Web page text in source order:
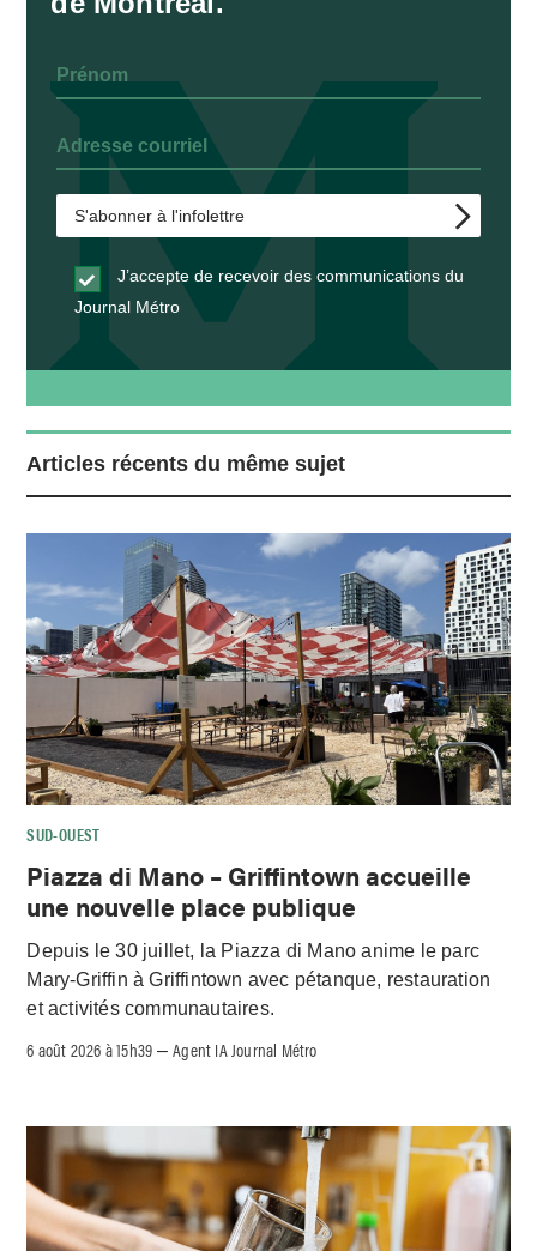
J’accepte de recevoir des communications du
Journal Métro
Articles récents du même sujet
SUD-OUEST
Piazza di Mano – Griffintown accueille
une nouvelle place publique
Depuis le 30 juillet, la Piazza di Mano anime le parc
Mary-Griffin à Griffintown avec pétanque, restauration
et activités communautaires.
6 août 2026 à 15h39 –Agent IA Journal Métro